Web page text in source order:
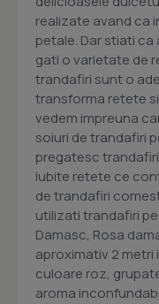
realizate avand ca
petale. Dar stiati
gati o varietate de
trandafiri sunt o
transforma retete
vedem impreuna
soiuri de trandafiri
pregatesc
iubite retete ce
de trandafiri
utilizati trandafiri
Damasc, Rosa
aproximativ 2 metri
culoare roz,
aroma